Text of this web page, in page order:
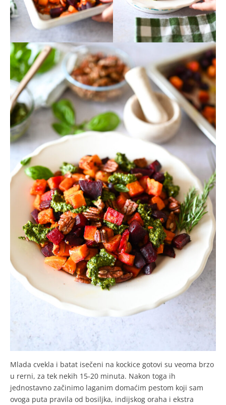
Mlada cvekla i batat isečeni na kockice gotovi su veoma brzo
u rerni, za tek nekih 15-20 minuta. Nakon toga ih
jednostavno začinimo laganim domaćim pestom koji sam
ovoga puta pravila od bosiljka, indijskog oraha i ekstra